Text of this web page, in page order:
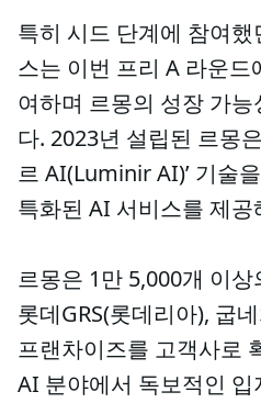
특히 시드 단계에 참여
스는 이번 프리 A 라운
여하며 르몽의 성장 가
다. 2023년 설립된 르몽
르 AI(Luminir AI)’ 기술
특화된 AI 서비스를 제공
르몽은 1만 5,000개 이
롯데GRS(롯데리아), 굽
프랜차이즈를 고객사로
AI 분야에서 독보적인 입